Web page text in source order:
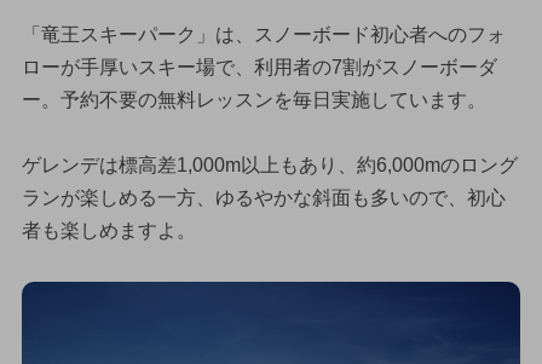
「竜王スキーパーク」は、スノーボード初心者へのフォ
ローが手厚いスキー場で、利用者の7割がスノーボーダ
ー。予約不要の無料レッスンを毎日実施しています。
ゲレンデは標高差1,000m以上もあり、約6,000mのロング
ランが楽しめる一方、ゆるやかな斜面も多いので、初心
者も楽しめますよ。